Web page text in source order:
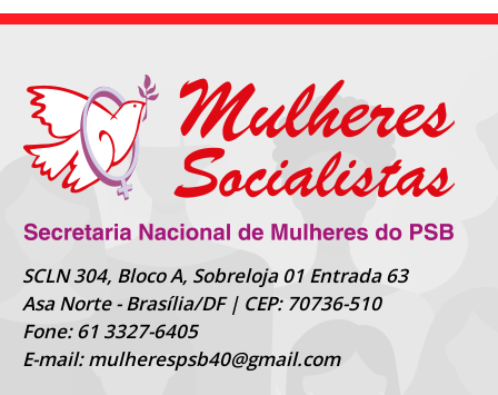
SCLN 304, Bloco A, Sobreloja 01 Entrada 63
Asa Norte - Brasília/DF | CEP: 70736-510
Fone: 61 3327-6405
E-mail: mulherespsb40@gmail.com